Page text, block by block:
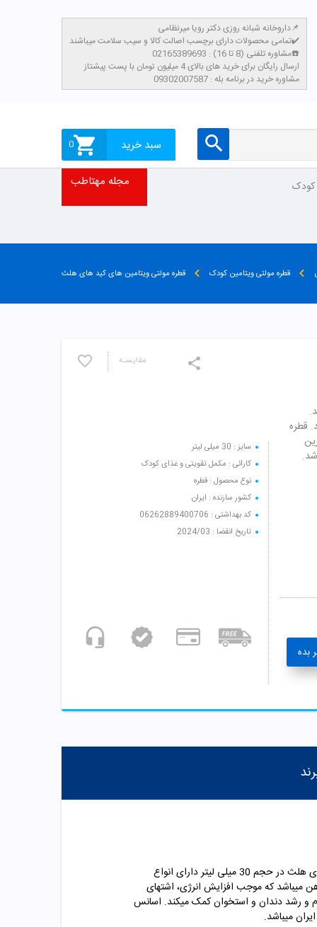
داروخانه شبانه روزی دکتر رویا میرنظامی📌
تمامی محصولات دارای برچسب اصالت کالا و سیب سلامت میباشند✔️
مشاوره تلفنی (8 تا 16) : 02165389693☎️
​ارسال رایگان برای خرید های بالای 4 میلیون تومان با پست پیشتاز
مشاوره خرید در برنامه بله : 09302007587
سبد خرید 0
کودک مجله مهتاطب
قطره مولتی ویتامین کودک قطره مولتی ویتامین های کید های هلث
مقایسـه
سایز : 30 میلی لیتر
کارائی : مکمل تقویتی و غذای کودک
نوع محصول : قطره
کشور سازنده : ایران
کد بهداشتی : 06262889400706
تاریخ انقضا : 2024/03
قطره
بده
هلث در حجم 30میلی لیتر دارای انواع
میباشد که موجب افزایش انرژی، اشتهای
و رشد دندان و استخوان کمک میکند. اسانس
میباشد.